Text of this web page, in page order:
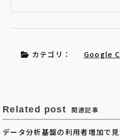
カテゴリ： Google
Related post 関連記事
データ分析基盤の利用者増加で